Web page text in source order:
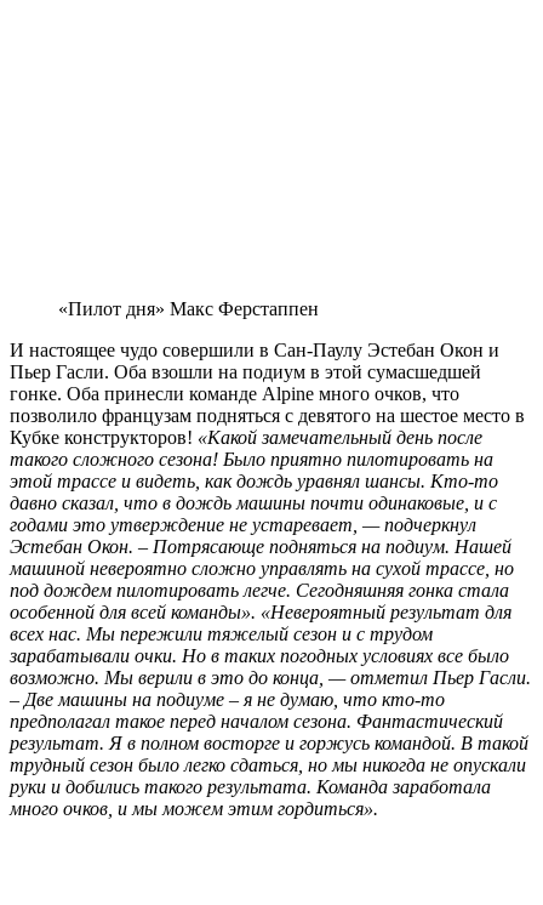
«Пилот дня» Макс Ферстаппен
И настоящее чудо совершили в Сан-Паулу Эстебан Окон и
Пьер Гасли. Оба взошли на подиум в этой сумасшедшей
гонке. Оба принесли команде Alpine много очков, что
позволило французам подняться с девятого на шестое место в
Кубке конструкторов! «Какой замечательный день после
такого сложного сезона! Было приятно пилотировать на
этой трассе и видеть, как дождь уравнял шансы. Кто-то
давно сказал, что в дождь машины почти одинаковые, и с
годами это утверждение не устаревает, — подчеркнул
Эстебан Окон. – Потрясающе подняться на подиум. Нашей
машиной невероятно сложно управлять на сухой трассе, но
под дождем пилотировать легче. Сегодняшняя гонка стала
особенной для всей команды». «Невероятный результат для
всех нас. Мы пережили тяжелый сезон и с трудом
зарабатывали очки. Но в таких погодных условиях все было
возможно. Мы верили в это до конца, — отметил Пьер Гасли.
– Две машины на подиуме – я не думаю, что кто-то
предполагал такое перед началом сезона. Фантастический
результат. Я в полном восторге и горжусь командой. В такой
трудный сезон было легко сдаться, но мы никогда не опускали
руки и добились такого результата. Команда заработала
много очков, и мы можем этим гордиться».